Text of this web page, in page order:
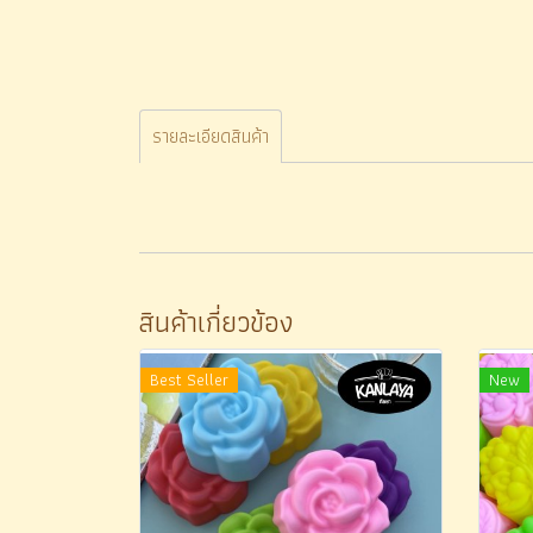
รายละเอียดสินค้า
สินค้าเกี่ยวข้อง
Best Seller New